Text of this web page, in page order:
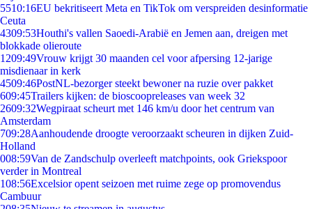
5510:16EU bekritiseert Meta en TikTok om verspreiden desinformatie
Ceuta
4309:53Houthi's vallen Saoedi-Arabië en Jemen aan, dreigen met
blokkade olieroute
1209:49Vrouw krijgt 30 maanden cel voor afpersing 12-jarige
misdienaar in kerk
4509:46PostNL-bezorger steekt bewoner na ruzie over pakket
609:45Trailers kijken: de bioscoopreleases van week 32
2609:32Wegpiraat scheurt met 146 km/u door het centrum van
Amsterdam
709:28Aanhoudende droogte veroorzaakt scheuren in dijken Zuid-
Holland
008:59Van de Zandschulp overleeft matchpoints, ook Griekspoor
verder in Montreal
108:56Excelsior opent seizoen met ruime zege op promovendus
Cambuur